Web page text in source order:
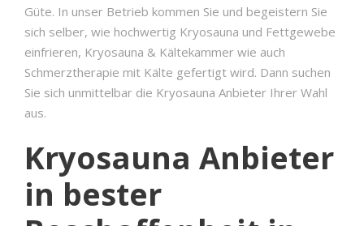
Güte. In unser Betrieb kommen Sie und begeistern Sie
sich selber, wie hochwertig Kryosauna und Fettgewebe
einfrieren, Kryosauna & Kältekammer wie auch
Schmerztherapie mit Kälte gefertigt wird. Dann suchen
Sie sich unmittelbar die Kryosauna Anbieter Ihrer Wahl
aus.
Kryosauna Anbieter
in bester